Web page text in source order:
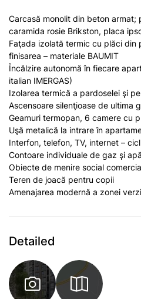
Carcasă monolit din beton armat;
caramida rosie Brikston, placa
Faţada izolată termic cu plăci din
finisarea – materiale BAUMIT
Încălzire autonomă în fiecare
italian IMERGAS)
Izolarea termică a pardoselei şi
Ascensoare silenţioase de ultima
Geamuri termopan, 6 camere cu
Uşă metalică la intrare în
Interfon, telefon, TV, internet –
Contoare individuale de gaz şi apă
Obiecte de menire social
Teren de joacă pentru copii
Amenajarea modernă a zonei
Detailed